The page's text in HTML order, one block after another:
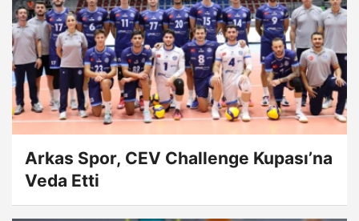
Arkas Spor, CEV Challenge Kupası’na
Veda Etti